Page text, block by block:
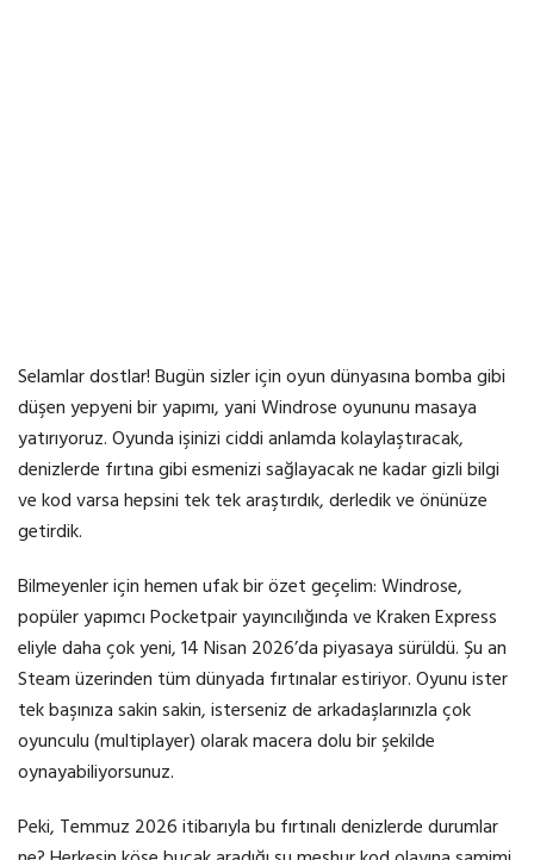
Selamlar dostlar! Bugün sizler için oyun dünyasına bomba gibi
düşen yepyeni bir yapımı, yani Windrose oyununu masaya
yatırıyoruz. Oyunda işinizi ciddi anlamda kolaylaştıracak,
denizlerde fırtına gibi esmenizi sağlayacak ne kadar gizli bilgi
ve kod varsa hepsini tek tek araştırdık, derledik ve önünüze
getirdik.
Bilmeyenler için hemen ufak bir özet geçelim: Windrose,
popüler yapımcı Pocketpair yayıncılığında ve Kraken Express
eliyle daha çok yeni, 14 Nisan 2026’da piyasaya sürüldü. Şu an
Steam üzerinden tüm dünyada fırtınalar estiriyor. Oyunu ister
tek başınıza sakin sakin, isterseniz de arkadaşlarınızla çok
oyunculu (multiplayer) olarak macera dolu bir şekilde
oynayabiliyorsunuz.
Peki, Temmuz 2026 itibarıyla bu fırtınalı denizlerde durumlar